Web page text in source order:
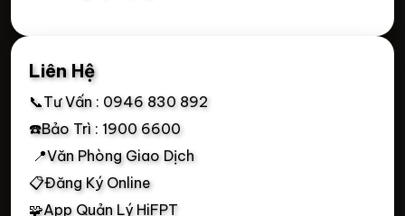
Liên Hệ
📞Tư Vấn : 0946 830 892
☎️Bảo Trì : 1900 6600
📍Văn Phòng Giao Dịch
📋Đăng Ký Online
🧩App Quản Lý HiFPT